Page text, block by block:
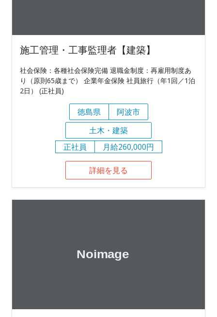
施工管理・工事監理者【建築】
社会保険：各種社会保険完備 退職金制度：再雇用制度あ
り（原則65歳まで） 企業年金保険 社員旅行（年1回／1泊
2日） (正社員)
徳島県
阿波市
土木・建築
正社員
月給260,000円
詳細を見る